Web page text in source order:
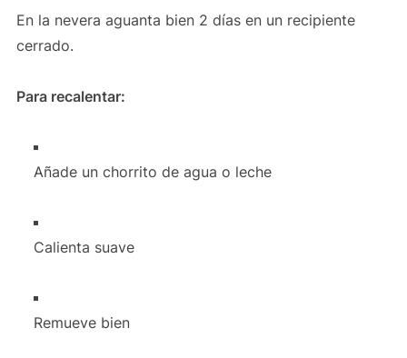
En la nevera aguanta bien 2 días en un recipiente
cerrado.
Para recalentar:
Añade un chorrito de agua o leche
Calienta suave
Remueve bien